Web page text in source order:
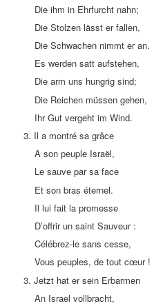
Die ihm in Ehrfurcht nahn;
Die Stolzen lässt er fallen,
Die Schwachen nimmt er an.
Es werden satt aufstehen,
Die arm uns hungrig sind;
Die Reichen müssen gehen,
Ihr Gut vergeht im Wind.
3. Il a montré sa grâce
A son peuple Israël,
Le sauve par sa face
Et son bras éternel.
Il lui fait la promesse
D’offrir un saint Sauveur :
Célébrez-le sans cesse,
Vous peuples, de tout cœur !
3. Jetzt hat er sein Erbarmen
An Israel vollbracht,